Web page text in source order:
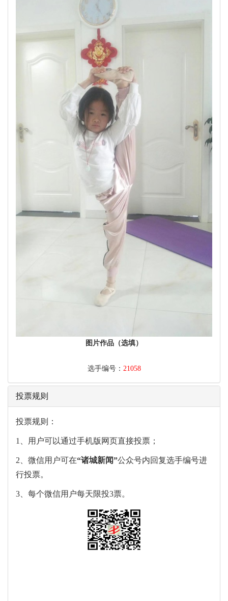
图片作品（选填）
选手编号： 21058
投票规则
投票规则：
1、用户可以通过手机版网页直接投票；
2、微信用户可在“诸城新闻”公众号内回复选手编号进
行投票。
3、每个微信用户每天限投3票。